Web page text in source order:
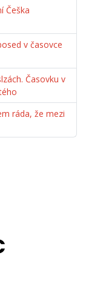
Češka
v časovce
Časovku v
ráda, že mezi